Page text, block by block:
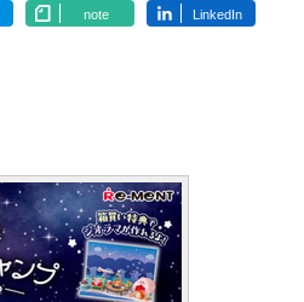
note LinkedIn